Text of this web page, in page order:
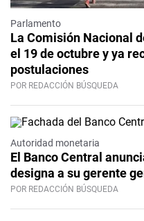
Parlamento
La Comisión Nacional
el 19 de octubre y ya
postulaciones
POR REDACCIÓN BÚSQUEDA
Autoridad monetaria
El Banco Central
designa a su gerente
POR REDACCIÓN BÚSQUEDA